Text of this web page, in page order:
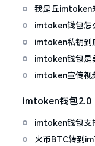
我是丘imtoken
imtoken钱包怎
imtoken私钥到
imtoken钱包是
面手”
imtoken宣传视
imtoken钱包2.0
imtoken钱包支
火币BTC转到